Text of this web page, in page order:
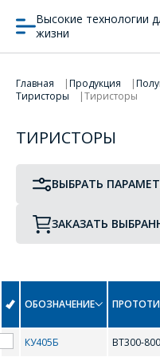
Высокие технологии
жизни
Главная Продукция
Тиристоры
Тиристоры
ТИРИСТОРЫ
ВЫБРАТЬ
ПРОТОТИП
B
BT300-600R
ЗАКАЗАТЬ
ПЕРЕЙТИ В
ПРОДОЛЖИТЬ
ОБОЗНАЧЕНИЕ
КУ405Б BT300-
Форма